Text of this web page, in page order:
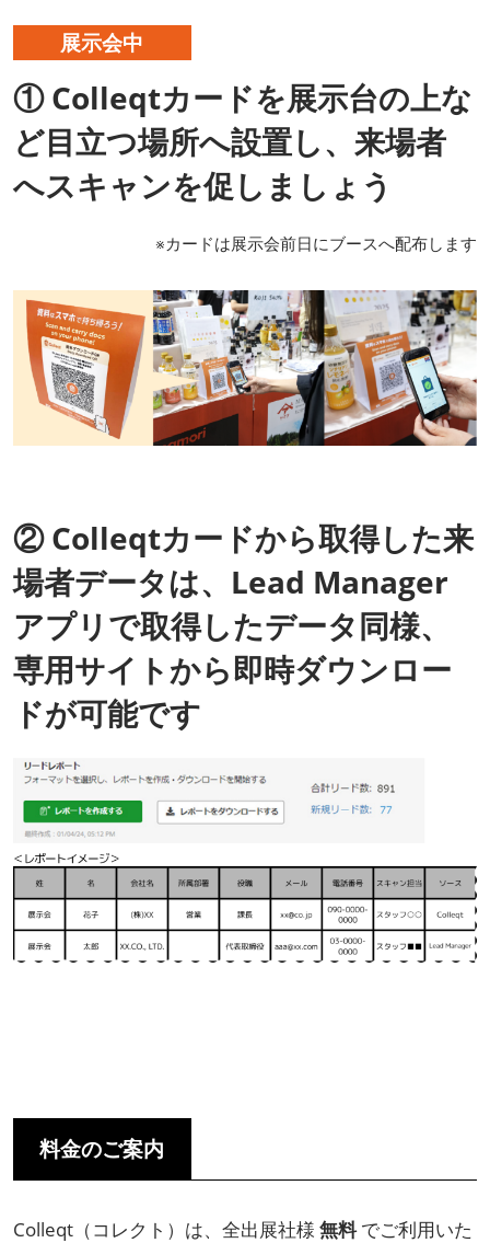
展示会中
① Colleqtカードを展示台の上な
ど目立つ場所へ設置し、来場者
へスキャンを促しましょう
※カードは展示会前日にブースへ配布します
② Colleqtカードから取得した来
場者データは、Lead Manager
アプリで取得したデータ同様、
専用サイトから即時ダウンロー
ドが可能です
料金のご案内
Colleqt（コレクト）は、全出展社様 無料でご利用いた